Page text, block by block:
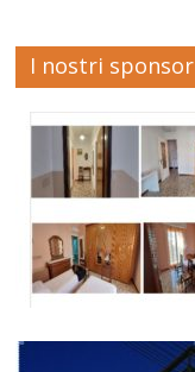
I nostri sponsor